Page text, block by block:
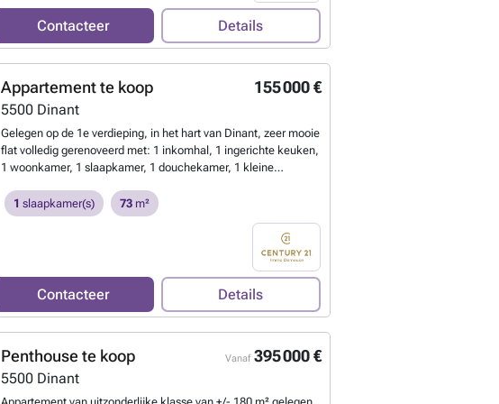
Contacteer Details
155 000 €
Appartement te koop
5500 Dinant
Gelegen op de 1e verdieping, in het hart van Dinant, zeer mooie
flat volledig gerenoveerd met: 1 inkomhal, 1 ingerichte keuken,
1 woonkamer, 1 slaapkamer, 1 douchekamer, 1 kleine
Huurprijs: 650 € + kosten. Contacteer ons voor een bezoek op
###Meer weten?
1 slaapkamer(s) 73 m²
Contacteer Details
Vanaf 395 000 €
Penthouse te koop
5500 Dinant